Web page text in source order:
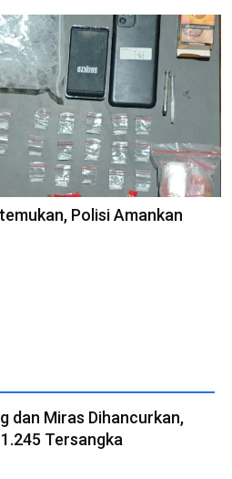
Polisi Amankan
dan Miras Dihancurkan,
Tersangka